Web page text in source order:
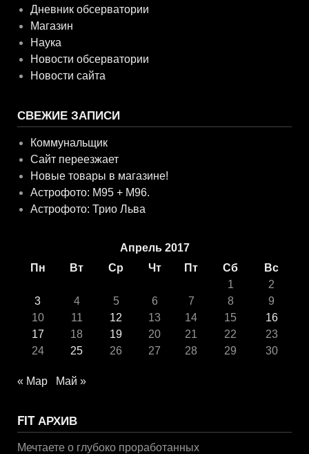
Дневник обсерватории
Магазин
Наука
Новости обсерватории
Новости сайта
СВЕЖИЕ ЗАПИСИ
Коммунальщик
Сайт переезжает
Новые товары в магазине!
Астрофото: M95 + M96.
Астрофото: Трио Льва
Апрель 2017
Пн
Вт Ср Чт Пт Сб
Вс
1
2
3
4 5 6 7 8
9
10
11 12 13 14 15
16
17
18 19 20 21 22
23
24
25 26 27 28 29 30
« Мар Май »
FIT АРХИВ
Мечтаете о глубоко проработанных